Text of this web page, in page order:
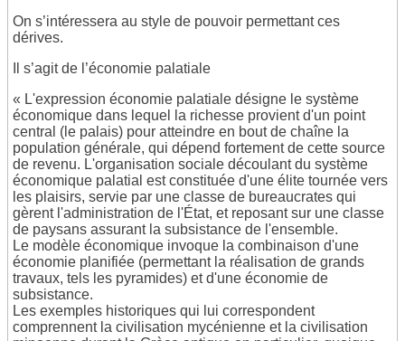
On s’intéressera au style de pouvoir permettant ces
dérives.
Il s’agit de l’économie palatiale
« L'expression économie palatiale désigne le système
économique dans lequel la richesse provient d'un point
central (le palais) pour atteindre en bout de chaîne la
population générale, qui dépend fortement de cette source
de revenu. L'organisation sociale découlant du système
économique palatial est constituée d'une élite tournée vers
les plaisirs, servie par une classe de bureaucrates qui
gèrent l'administration de l'État, et reposant sur une classe
de paysans assurant la subsistance de l'ensemble.
Le modèle économique invoque la combinaison d'une
économie planifiée (permettant la réalisation de grands
travaux, tels les pyramides) et d'une économie de
subsistance.
Les exemples historiques qui lui correspondent
comprennent la civilisation mycénienne et la civilisation